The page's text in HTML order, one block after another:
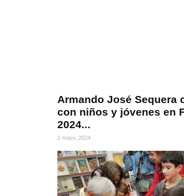
Armando José Sequera
con niños y jóvenes en
2024...
2 mayo, 2024